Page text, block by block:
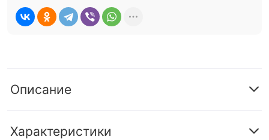
Описание
Характеристики